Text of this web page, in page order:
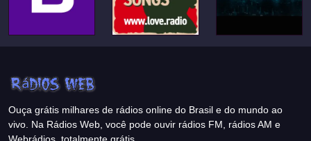
Ouça grátis milhares de rádios online do Brasil e do mundo ao
vivo. Na Rádios Web, você pode ouvir rádios FM, rádios AM e